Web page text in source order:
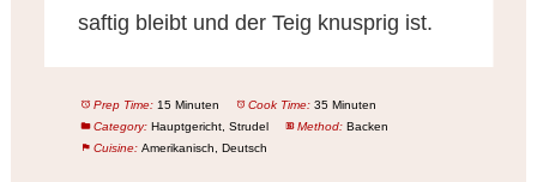
saftig bleibt und der Teig knusprig ist.
Prep Time: 15 Minuten Cook Time: 35 Minuten
Category: Hauptgericht, Strudel Method: Backen
Cuisine: Amerikanisch, Deutsch